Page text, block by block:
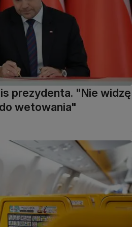
prezydenta. "Nie widzę
wetowania"